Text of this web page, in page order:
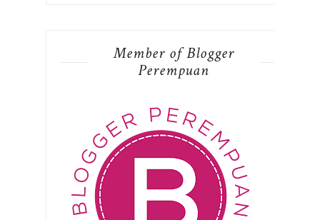
Member of Blogger
Perempuan